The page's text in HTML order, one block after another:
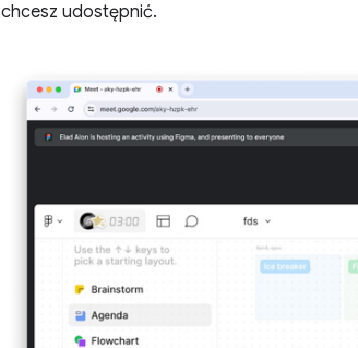
chcesz udostępnić.